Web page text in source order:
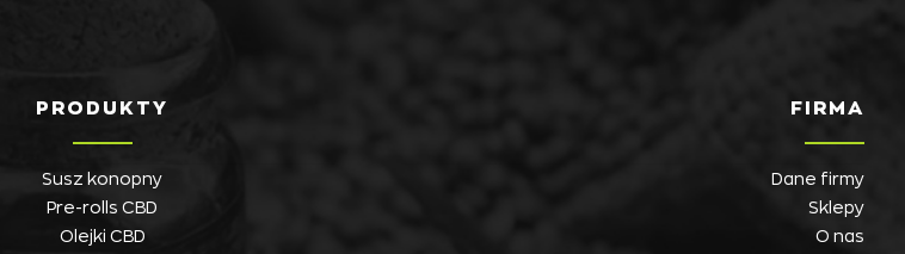
PRODUKTY
Susz konopny
Pre-rolls CBD
Olejki CBD
FIRMA
Dane firmy
Sklepy
O nas